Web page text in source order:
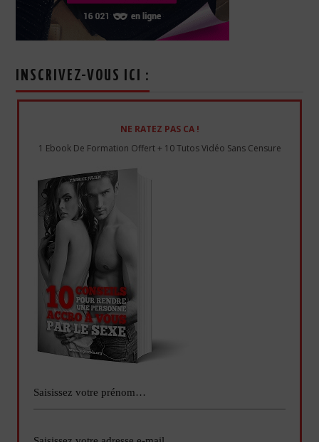
INSCRIVEZ-VOUS ICI :
NE RATEZ PAS CA !
1 Ebook De Formation Offert + 10 Tutos Vidéo Sans Censure